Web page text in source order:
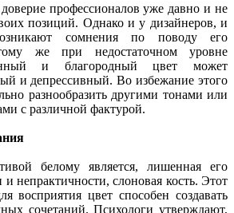
профессионалов уже давно и не
позиций. Однако и у дизайнеров, и
сомнения по поводу его
же при недостаточном уровне
и благородный цвет может
и депрессивный. Во избежание этого
разнообразить другими тонами или
с различной фактурой.
белому является, лишенная его
и непрактичности, слоновая кость. Этот
восприятия цвет способен создавать
сочетаний. Психологи утверждают,